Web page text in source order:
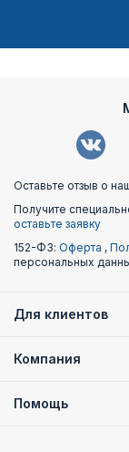
Оставьте отзыв о
Получите
оставьте заявку
152-ФЗ: Оферта ,
персональных
Для клиентов
Компания
Помощь